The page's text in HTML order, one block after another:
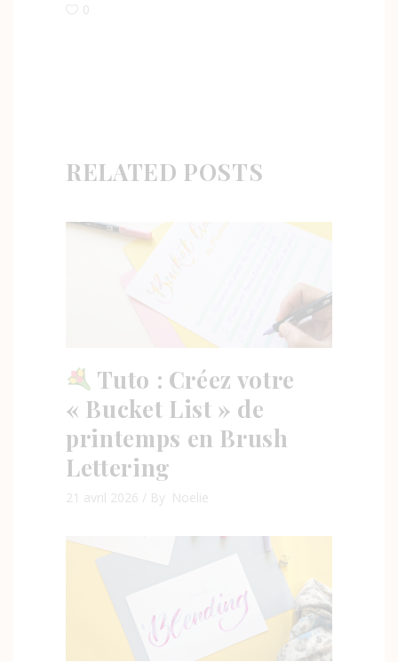
0
RELATED POSTS
Tuto : Créez votre
« Bucket List » de
printemps en Brush
Lettering
21 avril 2026 By Noelie